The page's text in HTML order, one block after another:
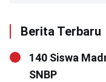
Berita Terbaru
140 Siswa
SNBP